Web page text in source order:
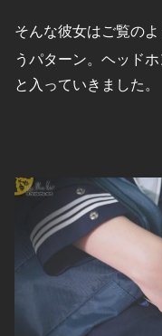
そんな彼女はご覧のよ
うパターン。ヘッド
と入っていきました。